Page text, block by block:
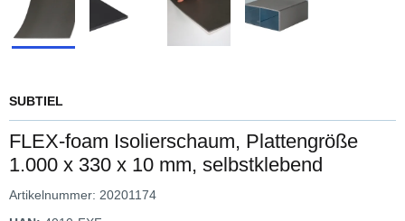
SUBTIEL
FLEX-foam Isolierschaum, Plattengröße
1.000 x 330 x 10 mm, selbstklebend
Artikelnummer: 20201174